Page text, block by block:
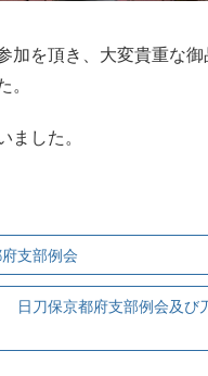
加を頂き、大変貴重な御
。
ました。
支部例会
日刀保京都府支部例会及び